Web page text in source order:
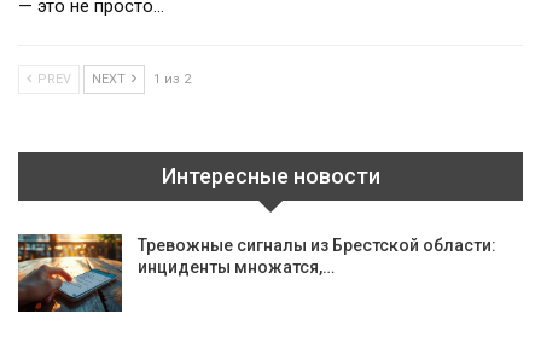
— это не просто…
PREV NEXT 1 из 2
Интересные новости
Тревожные сигналы из Брестской области:
инциденты множатся,…